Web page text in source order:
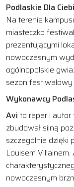
Podlaskie Dla
Na terenie
miasteczko
prezentującymi
nowoczesnym
ogólnopolskie
sezon festiwalowy
Wykonawcy
Avi to raper i
zbudował silną
szczególnie dzięki
Louisem
nowoczesnym